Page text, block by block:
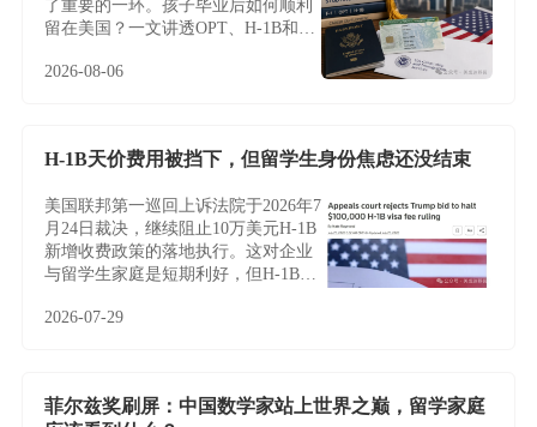
了重要的一环。孩子毕业后如何顺利
留在美国？一文讲透OPT、H-1B和绿
2026-08-06
H-1B天价费用被挡下，但留学生身份焦虑还没结束
美国联邦第一巡回上诉法院于2026年7
月24日裁决，继续阻止10万美元H-1B
新增收费政策的落地执行。这对企业
与留学生家庭是短期利好，但H-1B制
加权抽签、雇主绑定与临时身份——
2026-07-29
菲尔兹奖刷屏：中国数学家站上世界之巅，留学家庭